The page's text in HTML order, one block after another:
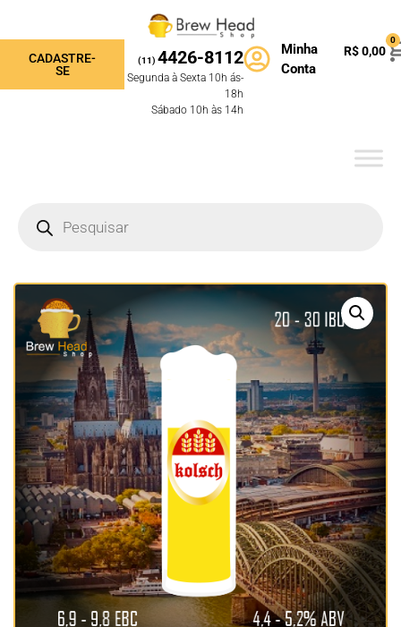
CADASTRE-
SE
(11) 4426-8112
Segunda à Sexta 10h ás-
18h
Sábado 10h às 14h
Minha
Conta
R$0,00
0